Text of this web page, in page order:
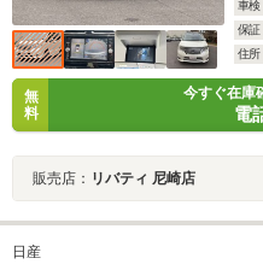
車検
保証
住所
無
料
今すぐ在庫
電
販売店： リバティ 尼崎店
日産